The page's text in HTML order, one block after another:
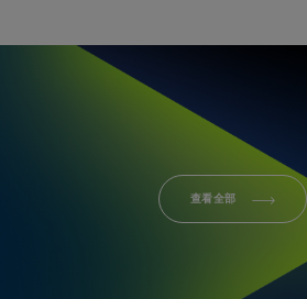
查看全部